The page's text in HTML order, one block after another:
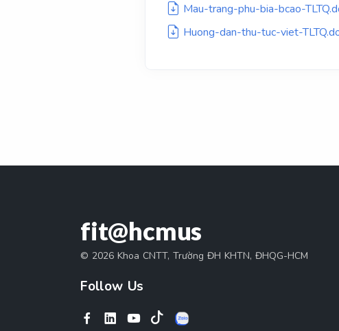
Mau-trang-phu-bia-bcao-
Huong-dan-thu-tuc-viet-
fit@hcmus
© 2026 Khoa CNTT, Trường ĐH KHTN, ĐHQG-HCM
Follow Us